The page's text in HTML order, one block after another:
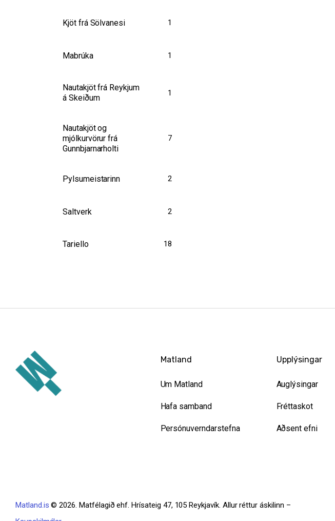
Kjöt frá Sölvanesi 1
Mabrúka 1
Nautakjöt frá Reykjum
á Skeiðum
1
Nautakjöt og
mjólkurvörur frá
Gunnbjarnarholti
7
Pylsumeistarinn 2
Saltverk 2
Tariello 18
Matland
Um Matland
Hafa samband
Persónuverndarstefna
Upplýsingar
Auglýsingar
Fréttaskot
Aðsent efni
Matland.is © 2026. Matfélagið ehf. Hrísateig 47, 105 Reykjavík. Allur réttur áskilinn –